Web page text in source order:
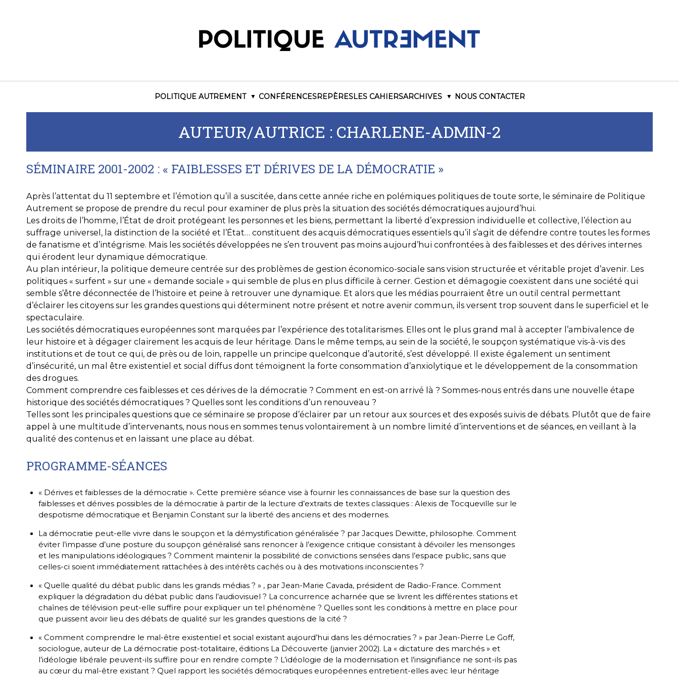
POLITIQUE AUTREMENT CONFÉRENCESREPÈRESLES CAHIERSARCHIVES NOUS CONTACTER
AUTEUR/AUTRICE : CHARLENE-ADMIN-2
SÉMINAIRE 2001-2002 : « FAIBLESSES ET DÉRIVES DE LA DÉMOCRATIE »
Après l’attentat du 11 septembre et l’émotion qu’il a suscitée, dans cette année riche en polémiques politiques de toute sorte, le séminaire de Politique
Autrement se propose de prendre du recul pour examiner de plus près la situation des sociétés démocratiques aujourd’hui.
Les droits de l’homme, l’État de droit protégeant les personnes et les biens, permettant la liberté d’expression individuelle et collective, l’élection au
suffrage universel, la distinction de la société et l’État… constituent des acquis démocratiques essentiels qu’il s’agit de défendre contre toutes les formes
de fanatisme et d’intégrisme. Mais les sociétés développées ne s’en trouvent pas moins aujourd’hui confrontées à des faiblesses et des dérives internes
qui érodent leur dynamique démocratique.
Au plan intérieur, la politique demeure centrée sur des problèmes de gestion économico-sociale sans vision structurée et véritable projet d’avenir. Les
politiques « surfent » sur une « demande sociale » qui semble de plus en plus difficile à cerner. Gestion et démagogie coexistent dans une société qui
semble s’être déconnectée de l’histoire et peine à retrouver une dynamique. Et alors que les médias pourraient être un outil central permettant
d’éclairer les citoyens sur les grandes questions qui déterminent notre présent et notre avenir commun, ils versent trop souvent dans le superficiel et le
spectaculaire.
Les sociétés démocratiques européennes sont marquées par l’expérience des totalitarismes. Elles ont le plus grand mal à accepter l’ambivalence de
leur histoire et à dégager clairement les acquis de leur héritage. Dans le même temps, au sein de la société, le soupçon systématique vis-à-vis des
institutions et de tout ce qui, de près ou de loin, rappelle un principe quelconque d’autorité, s’est développé. Il existe également un sentiment
d’insécurité, un mal être existentiel et social diffus dont témoignent la forte consommation d’anxiolytique et le développement de la consommation
des drogues.
Comment comprendre ces faiblesses et ces dérives de la démocratie ? Comment en est-on arrivé là ? Sommes-nous entrés dans une nouvelle étape
historique des sociétés démocratiques ? Quelles sont les conditions d’un renouveau ?
Telles sont les principales questions que ce séminaire se propose d’éclairer par un retour aux sources et des exposés suivis de débats. Plutôt que de faire
appel à une multitude d’intervenants, nous nous en sommes tenus volontairement à un nombre limité d’interventions et de séances, en veillant à la
qualité des contenus et en laissant une place au débat.
PROGRAMME-SÉANCES
« Dérives et faiblesses de la démocratie ». Cette première séance vise à fournir les connaissances de base sur la question des
faiblesses et dérives possibles de la démocratie à partir de la lecture d’extraits de textes classiques : Alexis de Tocqueville sur le
despotisme démocratique et Benjamin Constant sur la liberté des anciens et des modernes.
La démocratie peut-elle vivre dans le soupçon et la démystification généralisée ? par Jacques Dewitte, philosophe. Comment
éviter l’impasse d’une posture du soupçon généralisé sans renoncer à l’exigence critique consistant à dévoiler les mensonges
et les manipulations idéologiques ? Comment maintenir la possibilité de convictions sensées dans l’espace public, sans que
celles-ci soient immédiatement rattachées à des intérêts cachés ou à des motivations inconscientes ?
« Quelle qualité du débat public dans les grands médias ? » , par Jean-Marie Cavada, président de Radio-France. Comment
expliquer la dégradation du débat public dans l’audiovisuel ? La concurrence acharnée que se livrent les différentes stations et
chaînes de télévision peut-elle suffire pour expliquer un tel phénomène ? Quelles sont les conditions à mettre en place pour
que puissent avoir lieu des débats de qualité sur les grandes questions de la cité ?
« Comment comprendre le mal-être existentiel et social existant aujourd’hui dans les démocraties ? » par Jean-Pierre Le Goff,
sociologue, auteur de La démocratie post-totalitaire, éditions La Découverte (janvier 2002). La « dictature des marchés » et
l’idéologie libérale peuvent-ils suffire pour en rendre compte ? L’idéologie de la modernisation et l’insignifiance ne sont-ils pas
au cœur du mal-être existant ? Quel rapport les sociétés démocratiques européennes entretient-elles avec leur héritage